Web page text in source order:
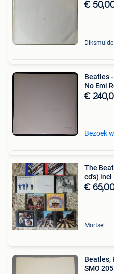
€
Diksmuide
Beatles
No Emi
€
Bezoek
The
cd's) incl
€
Mortsel
Beatles,
SMO